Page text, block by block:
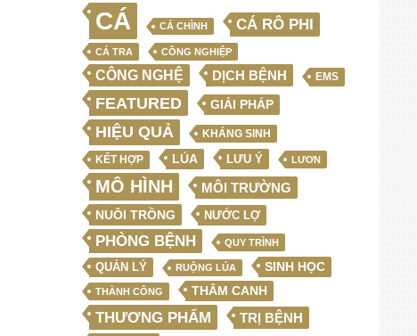
CÁ CÁ CHÌNH CÁ RÔ PHI
CÁ TRA CÔNG NGHIỆP
CÔNG NGHỆ DỊCH BỆNH EMS
FEATURED GIẢI PHÁP
HIỆU QUẢ KHÁNG SINH
KẾT HỢP LÚA LƯU Ý LƯƠN
MÔ HÌNH MÔI TRƯỜNG
NUÔI TRỒNG NƯỚC LỢ
PHÒNG BỆNH QUY TRÌNH
QUẢN LÝ RUỘNG LÚA SINH HỌC
THÀNH CÔNG THÂM CANH
THƯƠNG PHẨM TRỊ BỆNH